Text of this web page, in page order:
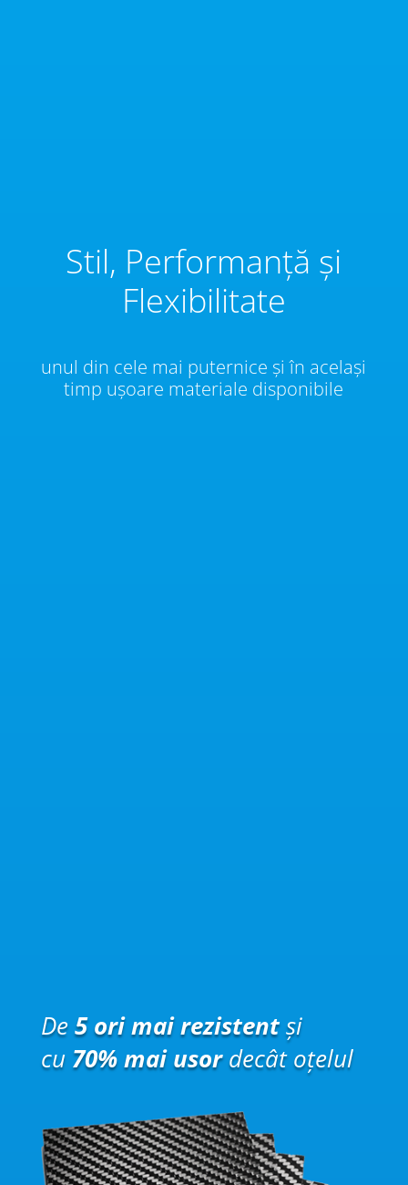
Stil, Performanță și
Flexibilitate
unul din cele mai puternice și în același
timp ușoare materiale disponibile
De5 ori mai rezistentși
cu 70% mai usordecât oțelul